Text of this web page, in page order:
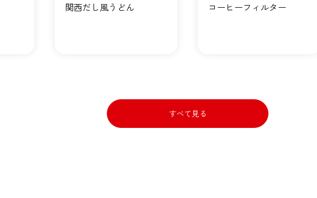
関西だし風うどん コーヒーフィルター
すべて見る